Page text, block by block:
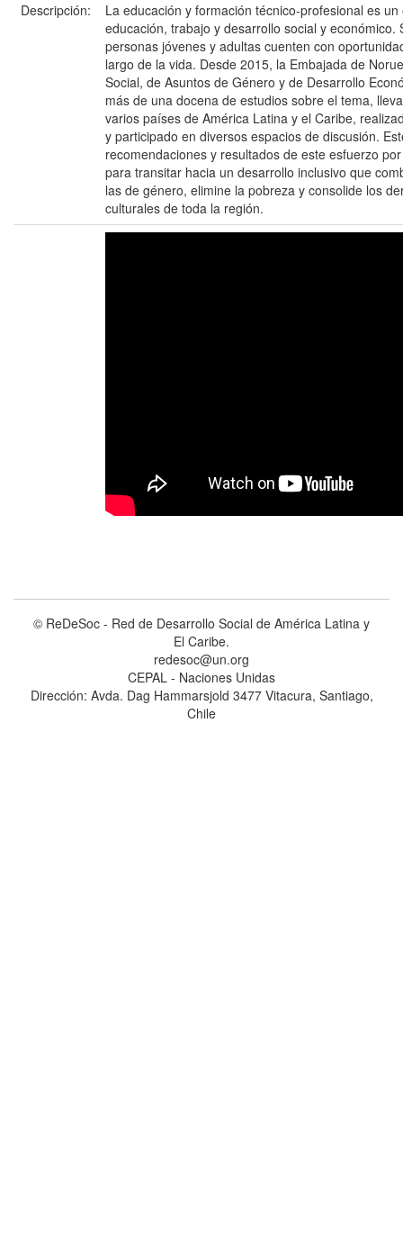
Descripción:
La educación y formación técnico-profesional es
educación, trabajo y desarrollo social y económico.
personas jóvenes y adultas cuenten con
largo de la vida. Desde 2015, la Embajada de
Social, de Asuntos de Género y de Desarrollo
más de una docena de estudios sobre el tema,
varios países de América Latina y el Caribe,
y participado en diversos espacios de discusión.
recomendaciones y resultados de este esfuerzo
para transitar hacia un desarrollo inclusivo que
las de género, elimine la pobreza y consolide los
culturales de toda la región.
© ReDeSoc - Red de Desarrollo Social de América Latina y
El Caribe.
redesoc@un.org
CEPAL - Naciones Unidas
Dirección: Avda. Dag Hammarsjold 3477 Vitacura, Santiago,
Chile